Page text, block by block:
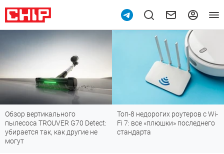
Обзор вертикального
пылесоса TROUVER G70 Detect:
убирается так, как другие не
могут
Топ-8 недорогих роутеров с Wi-
Fi 7: все «плюшки» последнего
стандарта